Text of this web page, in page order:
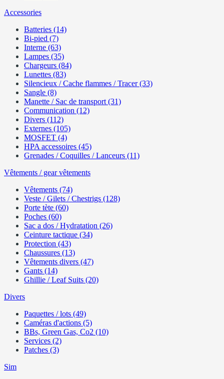
Accessories
Batteries (14)
Bi-pied (7)
Interne (63)
Lampes (35)
Chargeurs (84)
Lunettes (83)
Silencieux / Cache flammes / Tracer (33)
Sangle (8)
Manette / Sac de transport (31)
Communication (12)
Divers (112)
Externes (105)
MOSFET (4)
HPA accessoires (45)
Grenades / Coquilles / Lanceurs (11)
Vêtements / gear vêtements
Vêtements (74)
Veste / Gilets / Chestrigs (128)
Porte tète (60)
Poches (60)
Sac a dos / Hydratation (26)
Ceinture tactique (34)
Protection (43)
Chaussures (13)
Vêtements divers (47)
Gants (14)
Ghillie / Leaf Suits (20)
Divers
Paquettes / lots (49)
Caméras d'actions (5)
BBs, Green Gas, Co2 (10)
Services (2)
Patches (3)
Sim